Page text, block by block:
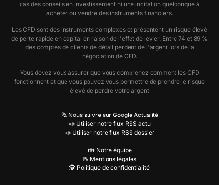
cas des conseils en investissement ni une incitation quelconque à
acheter ou vendre des instruments financiers.
Les CFD sont des instruments complexes et présentent un risque élevé
de perte rapide en capital en raison de l'effet de levier. Entre 74 et 89 %
des comptes de clients de détail perdent de l'argent lors de la
négociation de CFD.
Vous devez vous assurer que vous comprenez comment les CFD
fonctionnent et que vous pouvez vous permettre de prendre le risque
élevé de perdre votre argent
🗞️ Nous suivre sur Google Actualité
📣 Utiliser notre flux RSS actu
📣 Utiliser notre flux RSS dossier
👪 Notre équipe
📝 Mentions légales
🕵️ Politique de confidentialité